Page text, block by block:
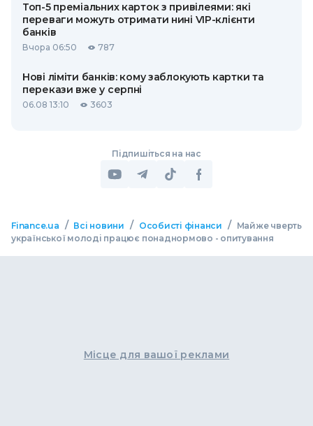
Топ-5 преміальних карток з привілеями: які
переваги можуть отримати нині VIP-клієнти
банків
Вчора 06:50 787
Нові ліміти банків: кому заблокують картки та
перекази вже у серпні
06.08 13:10 3603
Підпишіться на нас
Finance.ua / Всі новини / Особисті фінанси /
Майже чверть
української молоді працює понаднормово - опитування
Місце для вашої реклами